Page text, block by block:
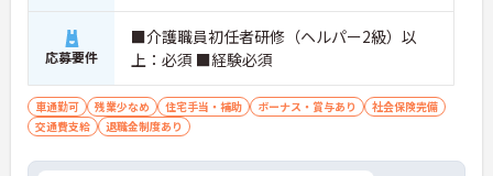
応募要件
■介護職員初任者研修（ヘルパー2級）以
上：必須 ■経験必須
車通勤可 残業少なめ 住宅手当・補助 ボーナス・賞与あり
社会保険完備
交通費支給
退職金制度あり